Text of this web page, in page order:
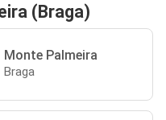
(Braga)
Monte Palmeira
Braga